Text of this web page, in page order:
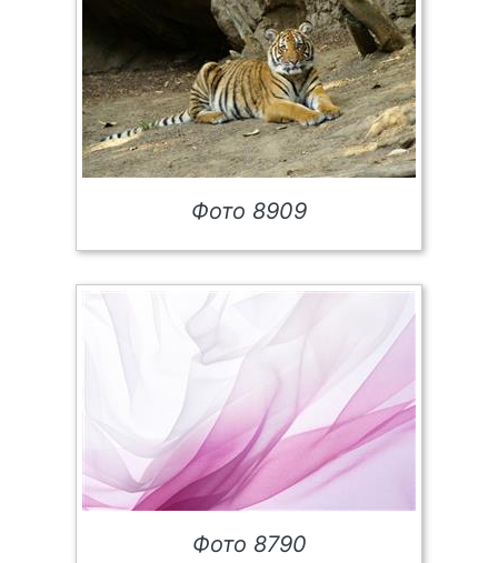
Фото 8909
Фото 8790